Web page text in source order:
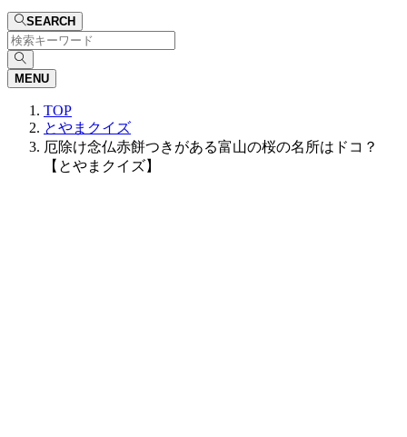
SEARCH
MENU
TOP
とやまクイズ
厄除け念仏赤餅つきがある富山の桜の名所はドコ？
【とやまクイズ】